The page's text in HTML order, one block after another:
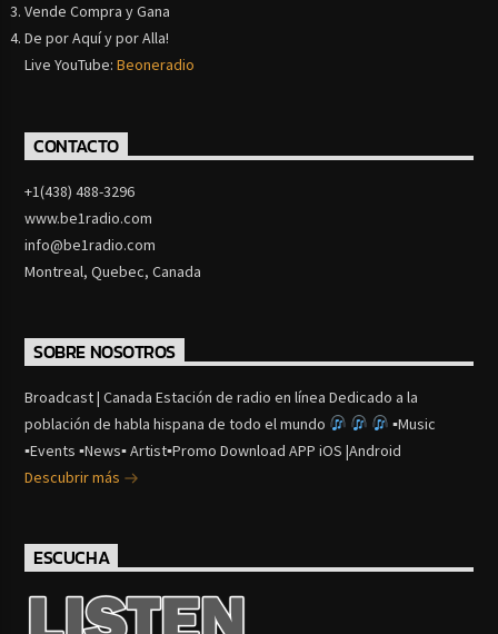
Vende Compra y Gana
De por Aquí y por Alla!
Live YouTube:Beoneradio
CONTACTO
+1(438) 488-3296
www.be1radio.com
info@be1radio.com
Montreal, Quebec, Canada
SOBRE NOSOTROS
Broadcast | Canada Estación de radio en línea Dedicado a la
población de habla hispana de todo el mundo
▪Music
▪Events ▪News▪ Artist▪Promo Download APP iOS |Android
Descubrir más
ESCUCHA